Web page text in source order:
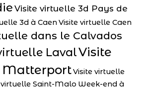
Visite virtuelle 3d Pays de
3d à CaenVisite virtuelle Caen
dans le Calvados
LavalVisite
MatterportVisite virtuelle
virtuelle Saint-Malo Week-end à